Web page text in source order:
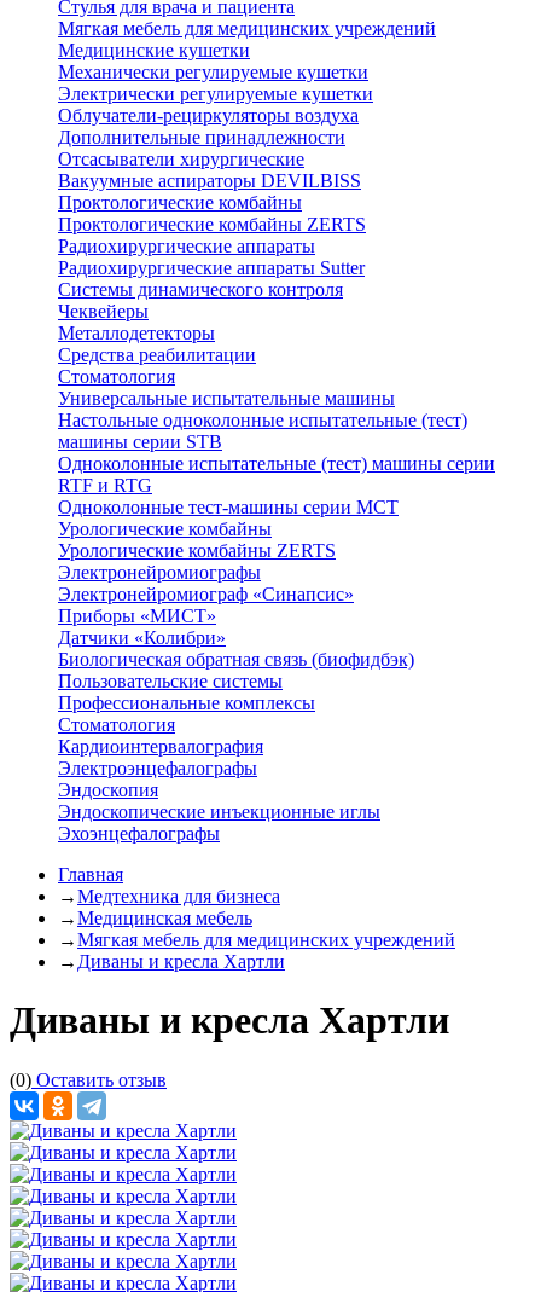
Стулья для врача и пациента
Мягкая мебель для медицинских учреждений
Медицинские кушетки
Механически регулируемые кушетки
Электрически регулируемые кушетки
Облучатели-рециркуляторы воздуха
Дополнительные принадлежности
Отсасыватели хирургические
Вакуумные аспираторы DEVILBISS
Проктологические комбайны
Проктологические комбайны ZERTS
Радиохирургические аппараты
Радиохирургические аппараты Sutter
Системы динамического контроля
Чеквейеры
Металлодетекторы
Средства реабилитации
Стоматология
Универсальные испытательные машины
Настольные одноколонные испытательные (тест)
машины серии STB
Одноколонные испытательные (тест) машины серии
RTF и RTG
Одноколонные тест-машины серии MCT
Урологические комбайны
Урологические комбайны ZERTS
Электронейромиографы
Электронейромиограф «Синапсис»
Приборы «МИСТ»
Датчики «Колибри»
Биологическая обратная связь (биофидбэк)
Пользовательские системы
Профессиональные комплексы
Стоматология
Кардиоинтервалография
Электроэнцефалографы
Эндоскопия
Эндоскопические инъекционные иглы
Эхоэнцефалографы
Главная
→Медтехника для бизнеса
→Медицинская мебель
→Мягкая мебель для медицинских учреждений
→ Диваны и кресла Хартли
Диваны и кресла Хартли
(0) Оставить отзыв